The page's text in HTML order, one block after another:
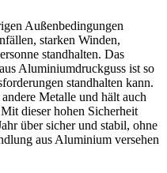
Außenbedingungen
starken Winden,
standhalten. Das
Aluminiumdruckguss ist so
standhalten kann.
Metalle und hält auch
dieser hohen Sicherheit
über sicher und stabil, ohne
aus Aluminium versehen